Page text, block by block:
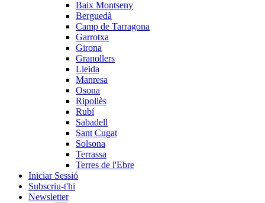
Baix Montseny
Berguedà
Camp de Tarragona
Garrotxa
Girona
Granollers
Lleida
Manresa
Osona
Ripollès
Rubí
Sabadell
Sant Cugat
Solsona
Terrassa
Terres de l'Ebre
Iniciar Sessió
Subscriu-t'hi
Newsletter